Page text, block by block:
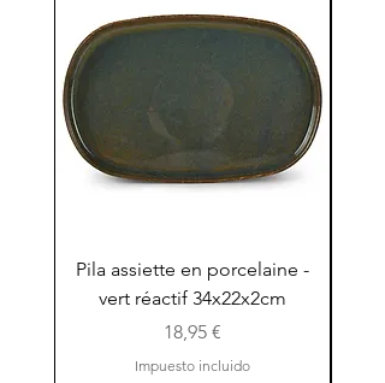
Pila assiette en porcelaine -
vert réactif 34x22x2cm
Precio
18,95 €
Impuesto incluido